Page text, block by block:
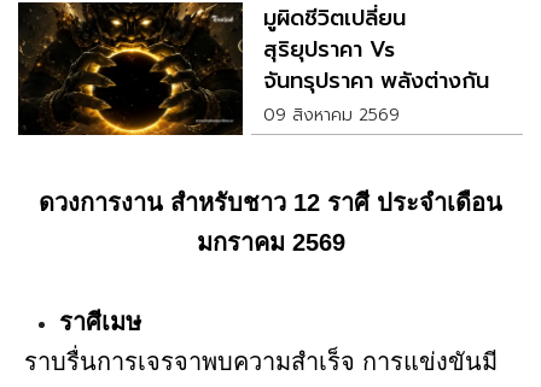
มูผิดชีวิตเปลี่ยน
สุริยุปราคา Vs
จันทรุปราคา พลังต่างกัน
คนละขั้ว
09 สิงหาคม 2569
ดวงการงาน สำหรับชาว 12 ราศี ประจำเดือน
มกราคม 2569
ราศีเมษ
ราบรื่นการเจรจาพบความสำเร็จ การแข่งขันมี